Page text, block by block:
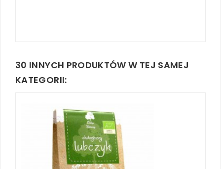
30 INNYCH PRODUKTÓW W TEJ SAMEJ
KATEGORII: